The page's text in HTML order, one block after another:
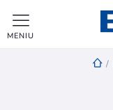
MENIU
/